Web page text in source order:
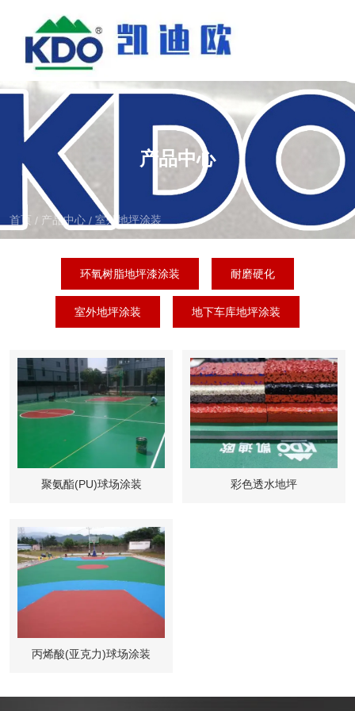
产品中心
首页 / 产品中心 / 室外地坪涂装
环氧树脂地坪漆涂装 耐磨硬化
室外地坪涂装 地下车库地坪涂装
聚氨酯(PU)球场涂装 彩色透水地坪
丙烯酸(亚克力)球场涂装